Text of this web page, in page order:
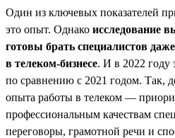
Один из ключевых показателей
это опыт. Однако исследование
готовы брать специалистов
в телеком-бизнесе. И в 2022 году
по сравнению с 2021 годом. Так,
опыта работы в телеком —
профессиональным качествам
переговоры, грамотной речи и